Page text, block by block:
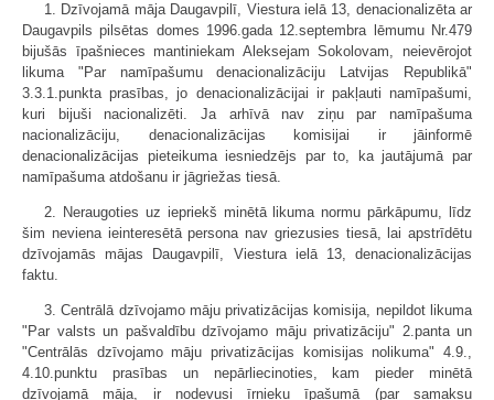
1. Dzīvojamā māja Daugavpilī, Viestura ielā 13, denacionalizēta ar
Daugavpils pilsētas domes 1996.gada 12.septembra lēmumu Nr.479
bijušās īpašnieces mantiniekam Aleksejam Sokolovam, neievērojot
likuma "Par namīpašumu denacionalizāciju Latvijas Republikā"
3.3.1.punkta prasības, jo denacionalizācijai ir pakļauti namīpašumi,
kuri bijuši nacionalizēti. Ja arhīvā nav ziņu par namīpašuma
nacionalizāciju, denacionalizācijas komisijai ir jāinformē
denacionalizācijas pieteikuma iesniedzējs par to, ka jautājumā par
namīpašuma atdošanu ir jāgriežas tiesā.
2. Neraugoties uz iepriekš minētā likuma normu pārkāpumu, līdz
šim neviena ieinteresētā persona nav griezusies tiesā, lai apstrīdētu
dzīvojamās mājas Daugavpilī, Viestura ielā 13, denacionalizācijas
faktu.
3. Centrālā dzīvojamo māju privatizācijas komisija, nepildot likuma
"Par valsts un pašvaldību dzīvojamo māju privatizāciju" 2.panta un
"Centrālās dzīvojamo māju privatizācijas komisijas nolikuma" 4.9.,
4.10.punktu prasības un nepārliecinoties, kam pieder minētā
dzīvojamā māja, ir nodevusi īrnieku īpašumā (par samaksu